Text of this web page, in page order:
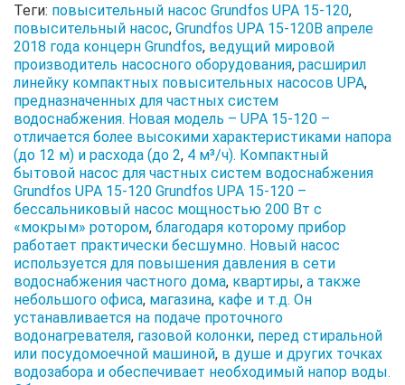
Теги: повысительный насос Grundfos UPA 15-120,
повысительный насос, Grundfos UPA 15-120В апреле
2018 года концерн Grundfos, ведущий мировой
производитель насосного оборудования, расширил
линейку компактных повысительных насосов UPA,
предназначенных для частных систем
водоснабжения. Новая модель – UPA 15-120 –
отличается более высокими характеристиками напора
(до 12 м) и расхода (до 2, 4 м³/ч). Компактный
бытовой насос для частных систем водоснабжения
Grundfos UPA 15-120 Grundfos UPA 15-120 –
бессальниковый насос мощностью 200 Вт с
«мокрым» ротором, благодаря которому прибор
работает практически бесшумно. Новый насос
используется для повышения давления в сети
водоснабжения частного дома, квартиры, а также
небольшого офиса, магазина, кафе и т.д. Он
устанавливается на подаче проточного
водонагревателя, газовой колонки, перед стиральной
или посудомоечной машиной, в душе и других точках
водозабора и обеспечивает необходимый напор воды.